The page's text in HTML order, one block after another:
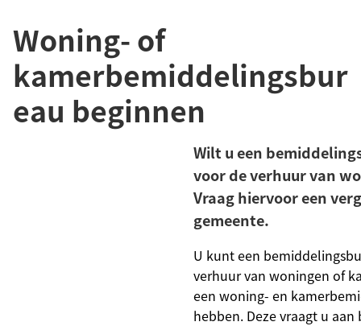
Woning- of
kamerbemiddelingsbur
eau beginnen
Wilt u een
voor de verhuur van
Vraag hiervoor een
gemeente.
U kunt een
verhuur van woningen of
een woning- en
hebben. Deze vraagt u